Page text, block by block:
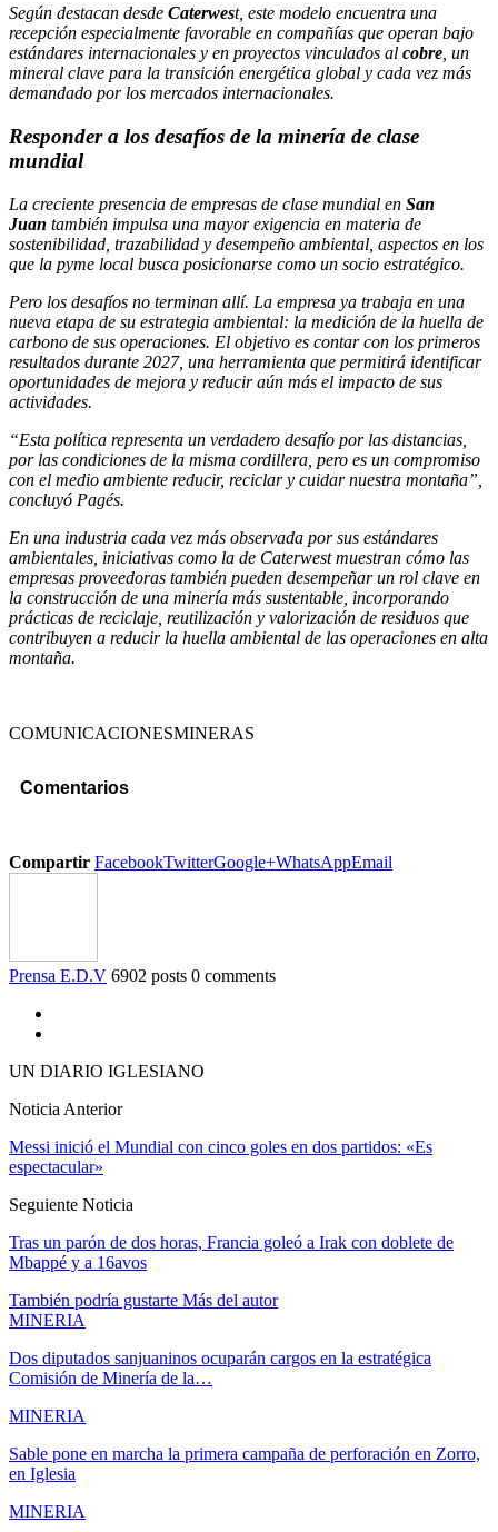
Según destacan desde Caterwest, este modelo encuentra una
recepción especialmente favorable en compañías que operan bajo
estándares internacionales y en proyectos vinculados al cobre , un
mineral clave para la transición energética global y cada vez más
demandado por los mercados internacionales.
Responder a los desafíos de la minería de clase
mundial
La creciente presencia de empresas de clase mundial en San
Juan también impulsa una mayor exigencia en materia de
sostenibilidad, trazabilidad y desempeño ambiental, aspectos en los
que la pyme local busca posicionarse como un socio estratégico.
Pero los desafíos no terminan allí. La empresa ya trabaja en una
nueva etapa de su estrategia ambiental: la medición de la huella de
carbono de sus operaciones. El objetivo es contar con los primeros
resultados durante 2027, una herramienta que permitirá identificar
oportunidades de mejora y reducir aún más el impacto de sus
actividades.
“Esta política representa un verdadero desafío por las distancias,
por las condiciones de la misma cordillera, pero es un compromiso
con el medio ambiente reducir, reciclar y cuidar nuestra montaña”,
concluyó Pagés.
En una industria cada vez más observada por sus estándares
ambientales, iniciativas como la de Caterwest muestran cómo las
empresas proveedoras también pueden desempeñar un rol clave en
la construcción de una minería más sustentable, incorporando
prácticas de reciclaje, reutilización y valorización de residuos que
contribuyen a reducir la huella ambiental de las operaciones en alta
montaña.
COMUNICACIONESMINERAS
Comentarios
Compartir FacebookTwitterGoogle+WhatsAppEmail
Prensa E.D.V 6902 posts 0 comments
UN DIARIO IGLESIANO
Noticia Anterior
Messi inició el Mundial con cinco goles en dos partidos: «Es
espectacular»
Seguiente Noticia
Tras un parón de dos horas, Francia goleó a Irak con doblete de
Mbappé y a 16avos
También podría gustarte Más del autor
MINERIA
Dos diputados sanjuaninos ocuparán cargos en la estratégica
Comisión de Minería de la…
MINERIA
Sable pone en marcha la primera campaña de perforación en Zorro,
en Iglesia
MINERIA